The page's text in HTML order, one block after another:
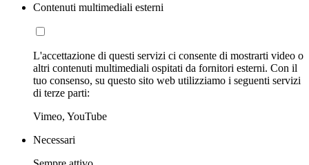
Contenuti multimediali esterni
L'accettazione di questi servizi ci consente di mostrarti video o
altri contenuti multimediali ospitati da fornitori esterni. Con il
tuo consenso, su questo sito web utilizziamo i seguenti servizi
di terze parti:
Vimeo, YouTube
Necessari